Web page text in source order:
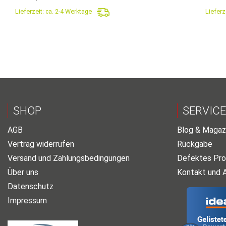
2.310,60€ 1.199,70€.
Lieferzeit: ca. 2-4 Werktage
SHOP
AGB
Vertrag widerrufen
Versand und Zahlungsbedingungen
Über uns
Datenschutz
Impressum
SERVICE
Blog &
Rückgabe
Defektes
Kontakt und